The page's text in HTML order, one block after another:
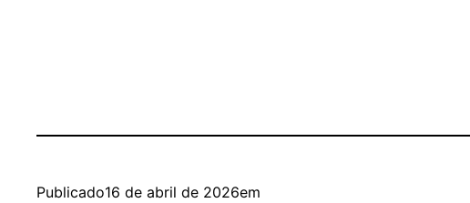
Publicado16 de abril de 2026em